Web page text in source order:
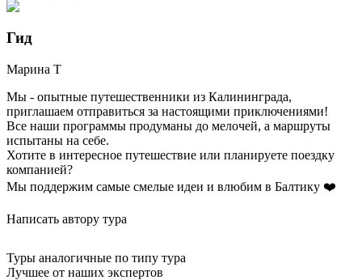
Гид
Марина Т
Мы - опытные путешественники из Калининграда,
приглашаем отправиться за настоящими приключениями!
Все наши программы продуманы до мелочей, а маршруты
испытаны на себе.
Хотите в интересное путешествие или планируете поездку
компанией?
Мы поддержим самые смелые идеи и влюбим в Балтику ❤️
Написать автору тура
Туры аналогичные по типу тура
Лучшее от наших экспертов